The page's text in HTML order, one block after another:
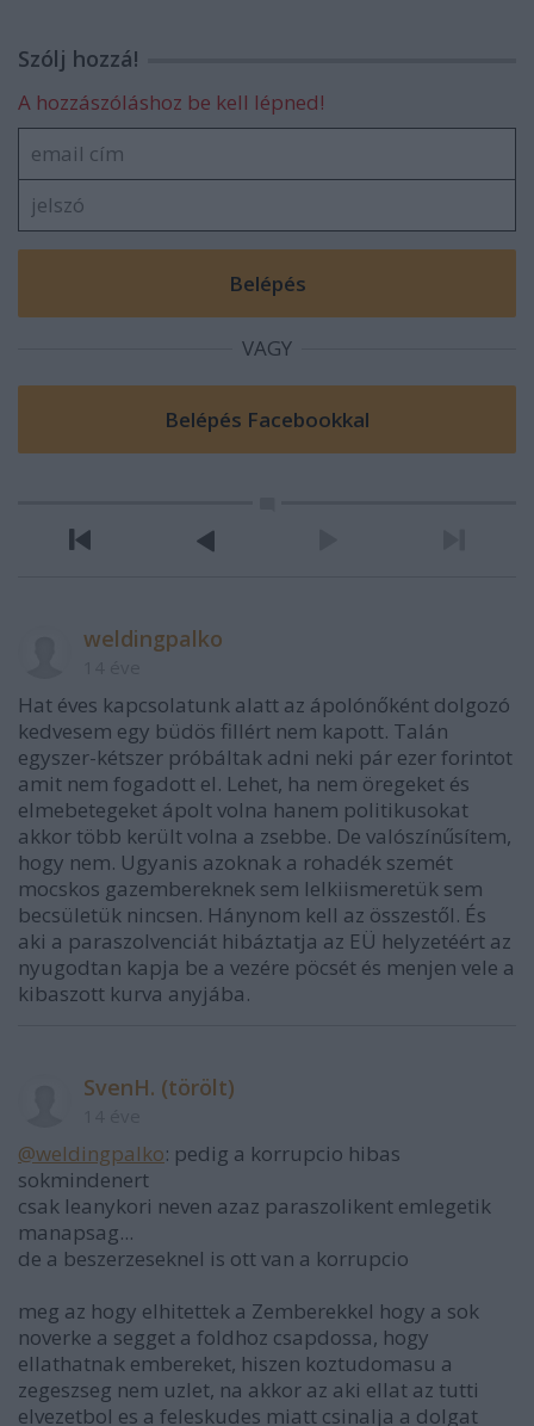
Szólj hozzá!
A hozzászóláshoz be kell lépned!
VAGY
weldingpalko
Hat éves kapcsolatunk alatt az ápolónőként dolgozó
kedvesem egy büdös fillért nem kapott. Talán
egyszer-kétszer próbáltak adni neki pár ezer forintot
amit nem fogadott el. Lehet, ha nem öregeket és
elmebetegeket ápolt volna hanem politikusokat
akkor több került volna a zsebbe. De valószínűsítem,
hogy nem. Ugyanis azoknak a rohadék szemét
mocskos gazembereknek sem lelkiismeretük sem
becsületük nincsen. Hánynom kell az összestől. És
aki a paraszolvenciát hibáztatja az EÜ helyzetéért az
nyugodtan kapja be a vezére pöcsét és menjen vele a
kibaszott kurva anyjába.
SvenH. (törölt)
@weldingpalko: pedig a korrupcio hibas
sokmindenert
csak leanykori neven azaz paraszolikent emlegetik
manapsag...
de a beszerzeseknel is ott van a korrupcio
meg az hogy elhitettek a Zemberekkel hogy a sok
noverke a segget a foldhoz csapdossa, hogy
ellathatnak embereket, hiszen koztudomasu a
zegeszseg nem uzlet, na akkor az aki ellat az tutti
elvezetbol es a feleskudes miatt csinalja a dolgat